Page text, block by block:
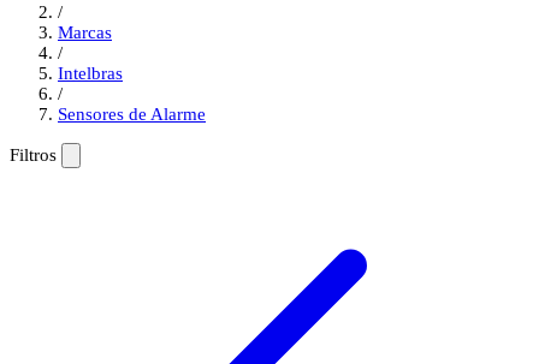
/
Marcas
/
Intelbras
/
Sensores de Alarme
Filtros